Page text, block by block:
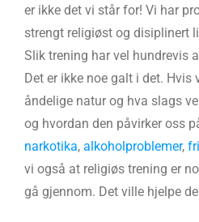
er ikke det vi står for! Vi har
strengt religiøst og disiplinert
Slik trening har vel hundrevis
Det er ikke noe galt i det.
åndelige natur og hva slags
og hvordan den påvirker oss
narkotika, alkoholproblemer,
vi også at religiøs trening er
gå gjennom. Det ville hjelpe